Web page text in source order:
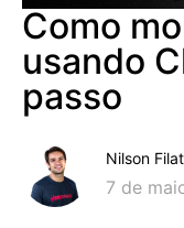
Como
usando
passo
Nilson
7 de